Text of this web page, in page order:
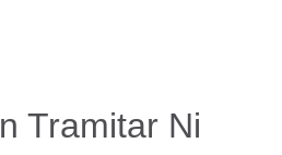
Tramitar Ni